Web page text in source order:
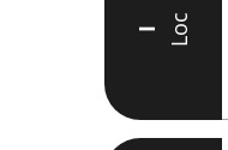
I Loc